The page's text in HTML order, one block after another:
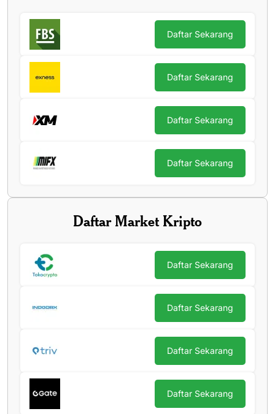
Daftar Sekarang
Daftar Sekarang
Daftar Sekarang
Daftar Sekarang
Daftar Market Kripto
Daftar Sekarang
Daftar Sekarang
Daftar Sekarang
Daftar Sekarang